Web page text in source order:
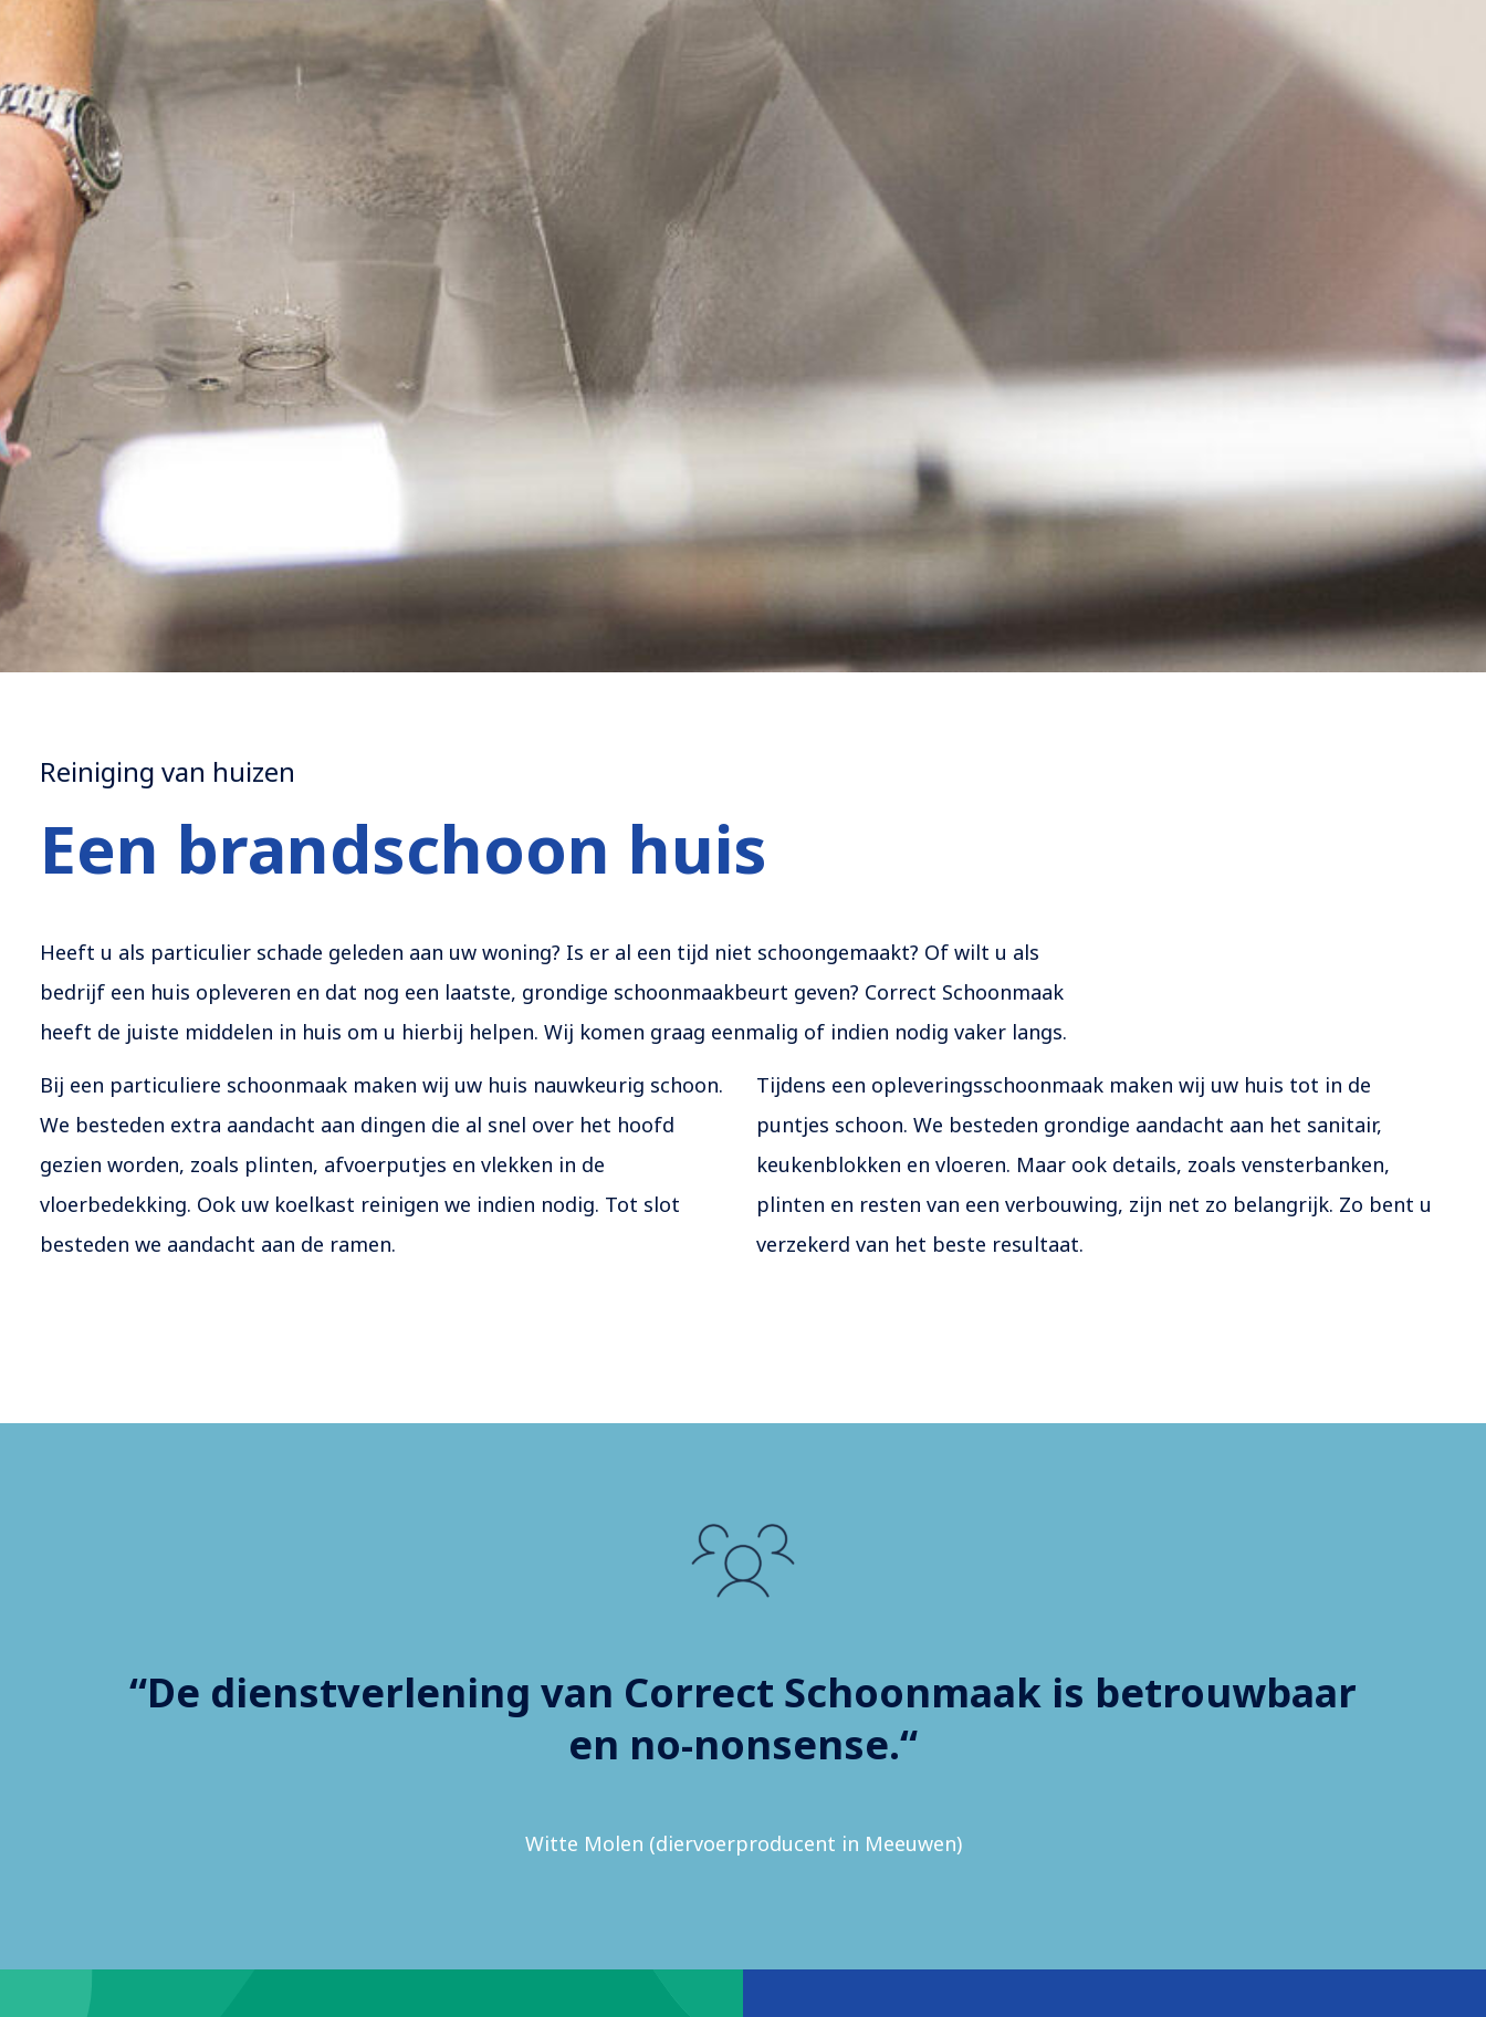
Reiniging van huizen
Een brandschoon huis
Heeft u als particulier schade geleden aan uw woning? Is er al een tijd niet schoongemaakt? Of wilt u als
bedrijf een huis opleveren en dat nog een laatste, grondige schoonmaakbeurt geven? Correct Schoonmaak
heeft de juiste middelen in huis om u hierbij helpen. Wij komen graag eenmalig of indien nodig vaker langs.
Bij een particuliere schoonmaak maken wij uw huis nauwkeurig schoon.
We besteden extra aandacht aan dingen die al snel over het hoofd
gezien worden, zoals plinten, afvoerputjes en vlekken in de
vloerbedekking. Ook uw koelkast reinigen we indien nodig. Tot slot
besteden we aandacht aan de ramen.
Tijdens een opleveringsschoonmaak maken wij uw huis tot in de
puntjes schoon. We besteden grondige aandacht aan het sanitair,
keukenblokken en vloeren. Maar ook details, zoals vensterbanken,
plinten en resten van een verbouwing, zijn net zo belangrijk. Zo bent u
verzekerd van het beste resultaat.
“De dienstverlening van Correct Schoonmaak is betrouwbaar
en no-nonsense.“
Witte Molen (diervoerproducent in Meeuwen)